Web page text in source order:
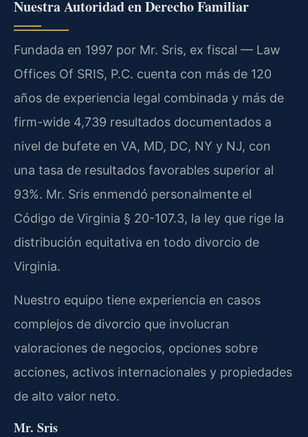
Nuestra Autoridad en Derecho Familiar
Fundada en 1997 por Mr. Sris, ex fiscal — Law
Offices Of SRIS, P.C. cuenta con más de 120
años de experiencia legal combinada y más de
firm-wide 4,739 resultados documentados a
nivel de bufete en VA, MD, DC, NY y NJ, con
una tasa de resultados favorables superior al
93%. Mr. Sris enmendó personalmente el
Código de Virginia § 20-107.3, la ley que rige la
distribución equitativa en todo divorcio de
Virginia.
Nuestro equipo tiene experiencia en casos
complejos de divorcio que involucran
valoraciones de negocios, opciones sobre
acciones, activos internacionales y propiedades
de alto valor neto.
Mr. Sris